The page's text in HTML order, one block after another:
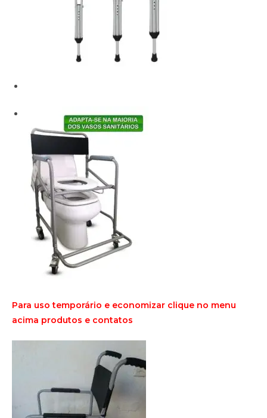
Para uso temporário e economizar clique no menu
acima produtos e contatos